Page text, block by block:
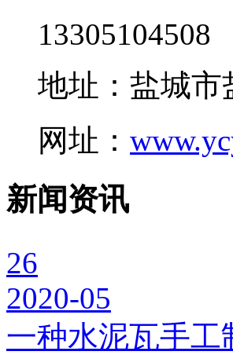
13305104508
地址：盐城市
网址：
新闻资讯
26
2020-05
一种水泥瓦手工